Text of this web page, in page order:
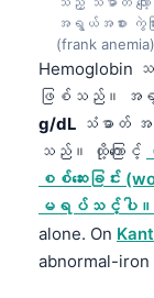
အရွယ်အစား ကွဲပြ
(frank
Hemoglobin
ဖြစ်သည်။ အရွယ်
g/dL သံဓာတ် အ
သည်။ ထို့ကြောင့်
စစ်ဆေးခြင်း
မရပ်သင့်ပါ။
alone. On
abnormal-